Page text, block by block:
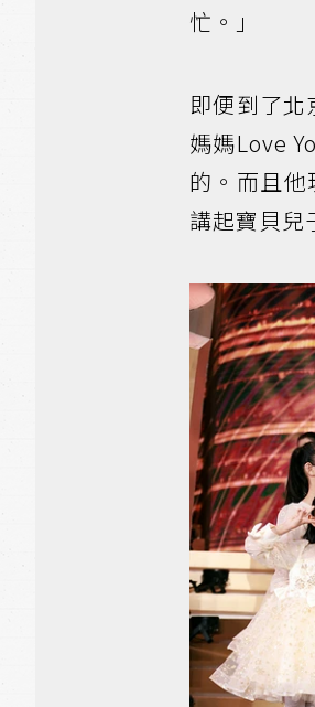
忙。」
即便到了
媽媽Love
的。而且
講起寶貝兒